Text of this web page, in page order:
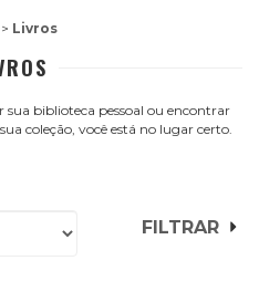
> Livros
sua biblioteca pessoal ou encontrar
coleção, você está no lugar certo.
FILTRAR